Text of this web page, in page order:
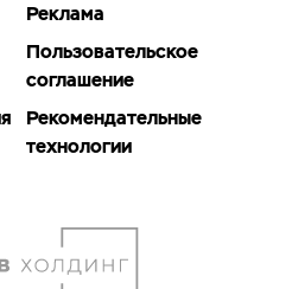
Реклама
Пользовательское
соглашение
Рекомендательные
технологии